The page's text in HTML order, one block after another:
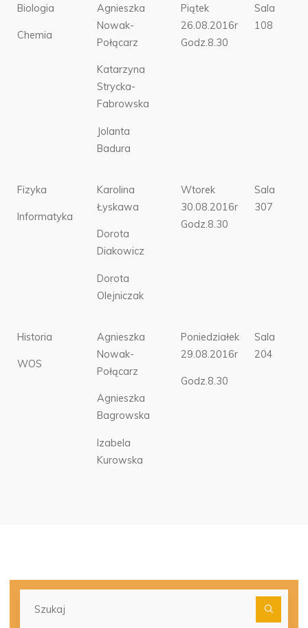
Biologia
Chemia
Agnieszka
Nowak-
Połącarz
Katarzyna
Strycka-
Fabrowska
Jolanta
Badura
Piątek
26.08.2016r
Godz.8.30
Sala
108
Fizyka
Informatyka
Karolina
Łyskawa
Dorota
Diakowicz
Dorota
Olejniczak
Wtorek
30.08.2016r
Godz.8.30
Sala
307
Historia
WOS
Agnieszka
Nowak-
Połącarz
Agnieszka
Bagrowska
Izabela
Kurowska
Poniedziałek
29.08.2016r
Godz.8.30
Sala
204